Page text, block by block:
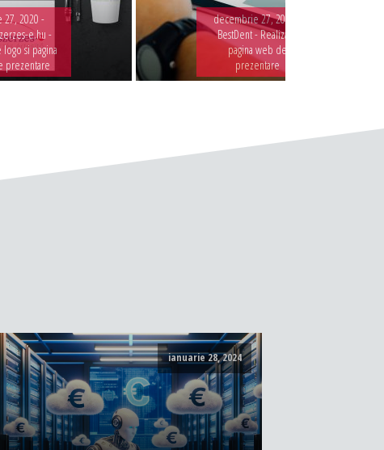
27, 2020 -
e.hu -
logo si pagina
prezentare
decembrie 27, 2019 -
BestDent - Realizare
pagina web de
prezentare
ianuarie 28, 2024